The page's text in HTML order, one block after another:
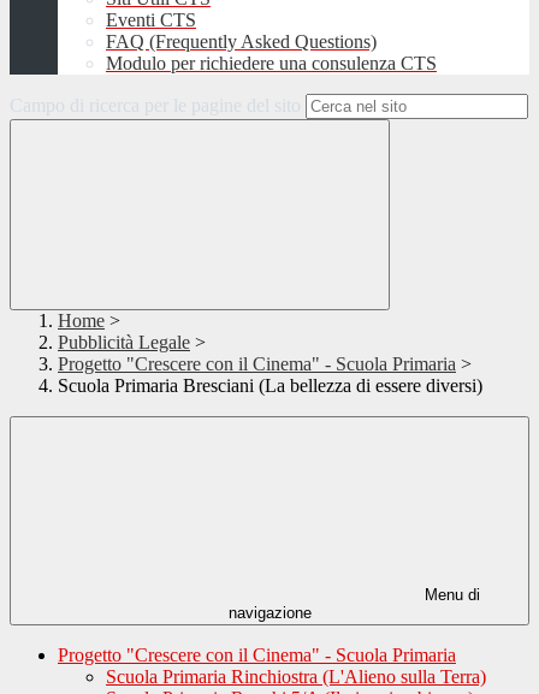
Eventi CTS
FAQ (Frequently Asked Questions)
Modulo per richiedere una consulenza CTS
Campo di ricerca per le pagine del sito
Home >
Pubblicità Legale >
Progetto "Crescere con il Cinema" - Scuola Primaria >
Scuola Primaria Bresciani (La bellezza di essere diversi)
Menu di
navigazione
Progetto "Crescere con il Cinema" - Scuola Primaria
Scuola Primaria Rinchiostra (L'Alieno sulla Terra)